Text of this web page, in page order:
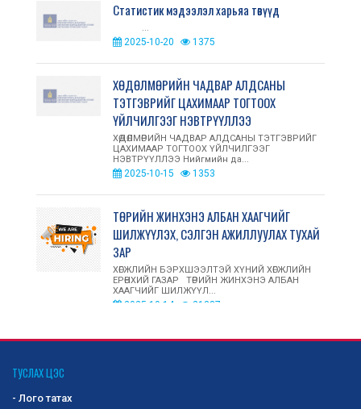
Статистик мэдээлэл харьяа төвүүд
...
2025-10-20 1375
ХӨДӨЛМӨРИЙН ЧАДВАР АЛДСАНЫ
ТЭТГЭВРИЙГ ЦАХИМААР ТОГТООХ
ҮЙЛЧИЛГЭЭГ НЭВТРҮҮЛЛЭЭ
ХӨДӨЛМӨРИЙН ЧАДВАР АЛДСАНЫ ТЭТГЭВРИЙГ
ЦАХИМААР ТОГТООХ ҮЙЛЧИЛГЭЭГ
НЭВТРҮҮЛЛЭЭ Нийгмийн да...
2025-10-15 1353
ТӨРИЙН ЖИНХЭНЭ АЛБАН ХААГЧИЙГ
ШИЛЖҮҮЛЭХ, СЭЛГЭН АЖИЛЛУУЛАХ ТУХАЙ
ЗАР
ХӨГЖЛИЙН БЭРХШЭЭЛТЭЙ ХҮНИЙ ХӨГЖЛИЙН
ЕРӨНХИЙ ГАЗАР ТӨРИЙН ЖИНХЭНЭ АЛБАН
ХААГЧИЙГ ШИЛЖҮҮЛ...
2025-10-14 21387
ТУСЛАХ ЦЭС
- Лого татах